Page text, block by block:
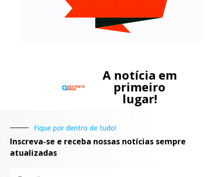
A notícia em
primeiro
lugar!
Fique por dentro de tudo!
Inscreva-se e receba nossas notícias sempre
atualizadas